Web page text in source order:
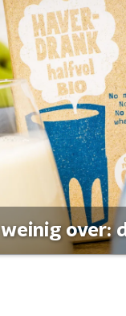
over: